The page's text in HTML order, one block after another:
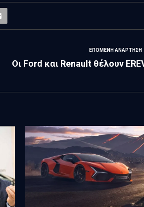
ΕΠΌΜΕΝΗ ΑΝΆΡΤΗΣΗ
Οι Ford και Renault θέλουν